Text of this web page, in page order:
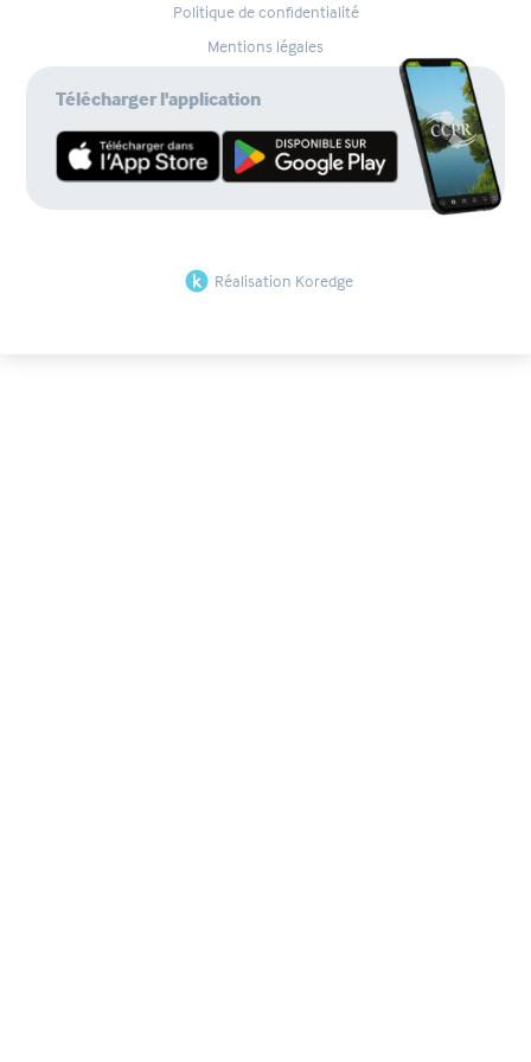
Politique de confidentialité
Mentions légales
Télécharger l'application
Réalisation Koredge